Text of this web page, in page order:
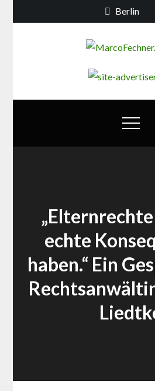
to
Berlin
echte
haben.“ Ein